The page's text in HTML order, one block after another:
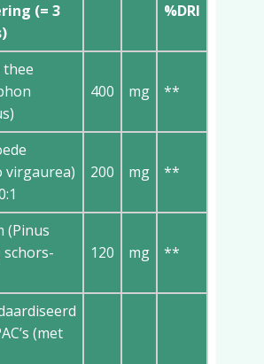
(= 3
%DRI
thee
400 mg **
virgaurea)
200 mg **
(Pinus
120 mg **
(met